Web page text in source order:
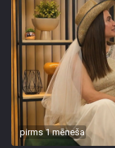
pirms 1 mēneša